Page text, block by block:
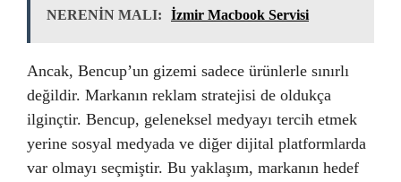
NERENİN MALI: İzmir Macbook Servisi
Ancak, Bencup’un gizemi sadece ürünlerle sınırlı
değildir. Markanın reklam stratejisi de oldukça
ilginçtir. Bencup, geleneksel medyayı tercih etmek
yerine sosyal medyada ve diğer dijital platformlarda
var olmayı seçmiştir. Bu yaklaşım, markanın hedef